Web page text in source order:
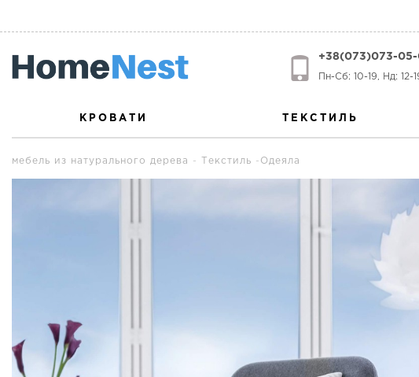
+38(073)073-05-
Пн-Сб: 10-19, Нд: 12-
КРОВАТИ ТЕКСТИЛЬ
мебель из натурального дерева Текстиль Одеяла